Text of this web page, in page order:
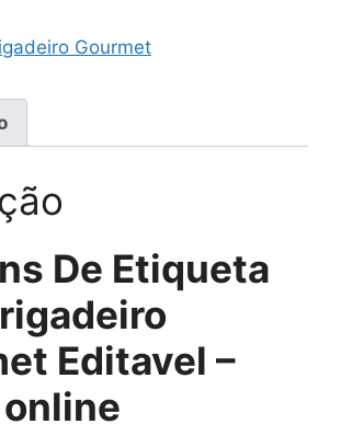
Gourmet
De Etiqueta
Editavel –